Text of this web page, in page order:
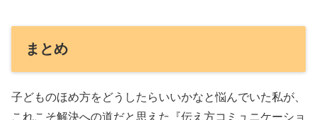
まとめ
子どものほめ方をどうしたらいいかなと悩んでいた私が、
これこそ解決への道だと思えた『伝え方コミュニケーショ